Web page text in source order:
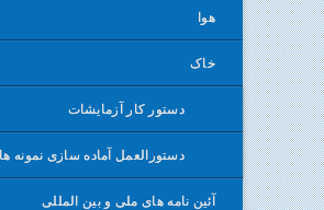
هوا
خاک
دستور کار آزمایشات
دستورالعمل آماده سازی نمونه ها
آئین نامه های ملی و بین المللی